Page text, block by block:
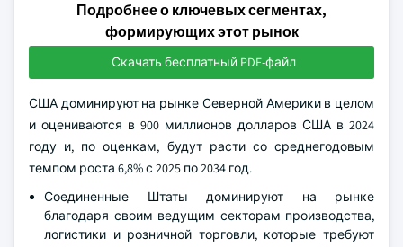
Подробнее о ключевых сегментах,
формирующих этот рынок
Скачать бесплатный PDF-файл
США доминируют на рынке Северной Америки в целом
и оцениваются в 900 миллионов долларов США в 2024
году и, по оценкам, будут расти со среднегодовым
темпом роста 6,8% с 2025 по 2034 год.
Соединенные Штаты доминируют на рынке
благодаря своим ведущим секторам производства,
логистики и розничной торговли, которые требуют